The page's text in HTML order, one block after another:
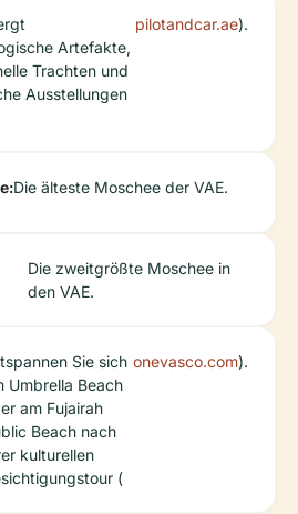
Artefakte,
Trachten und
Ausstellungen
pilotandcar.ae).
Die älteste Moschee der VAE.
Die zweitgrößte Moschee in
den VAE.
Sie sich
Umbrella Beach
am Fujairah
Beach nach
kulturellen
(
onevasco.com).